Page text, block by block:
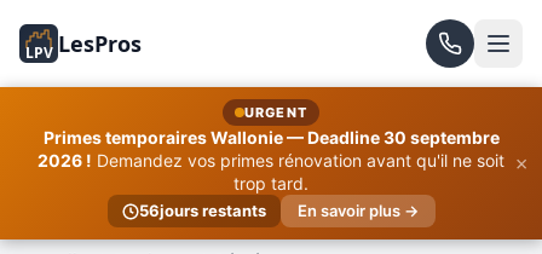
LPV LesPros
URGENT
Primes temporaires Wallonie — Deadline 30 septembre
2026 ! Demandez vos primes rénovation avant qu'il ne soit
trop tard.
56jours restants En savoir plus →
×